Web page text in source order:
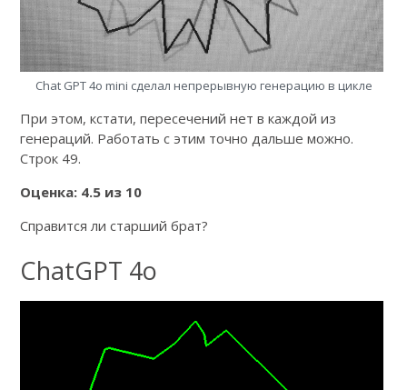
Chat GPT 4o mini сделал непрерывную генерацию в цикле
При этом, кстати, пересечений нет в каждой из
генераций. Работать с этим точно дальше можно.
Строк 49.
Оценка: 4.5 из 10
Справится ли старший брат?
ChatGPT 4o